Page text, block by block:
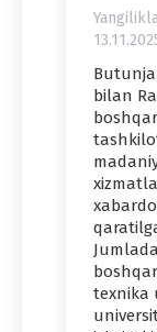
bilan
texnika